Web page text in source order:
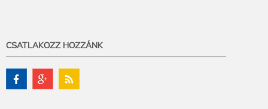
CSATLAKOZZ HOZZÁNK